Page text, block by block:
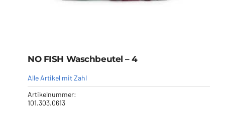
NO FISH Waschbeutel – 4
Alle Artikel mit Zahl
Artikelnummer:
101.303.0613